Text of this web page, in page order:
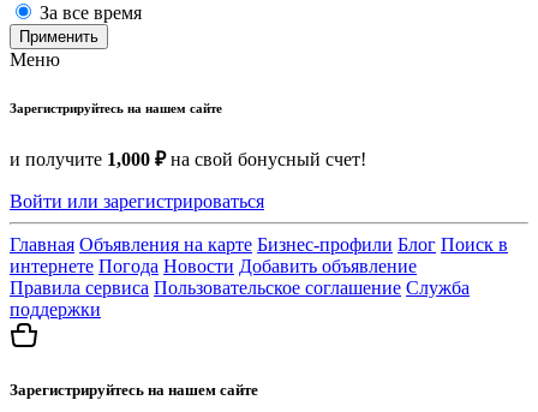
За все время
Применить
Меню
Зарегистрируйтесь на нашем сайте
и получите 1,000 ₽на свой бонусный счет!
Войти или зарегистрироваться
Главная Объявления на карте Бизнес-профили Блог Поиск в
интернете Погода Новости Добавить объявление
Правила сервиса Пользовательское соглашение Служба
поддержки
Зарегистрируйтесь на нашем сайте